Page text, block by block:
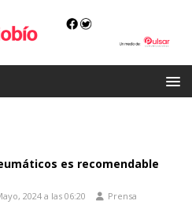
es recomendable
2024 a las 06:20 Prensa